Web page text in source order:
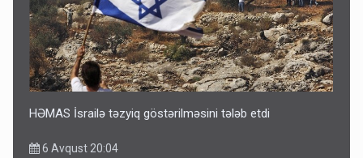
HƏMAS İsrailə təzyiq göstərilməsini tələb etdi
6 Avqust 20:04